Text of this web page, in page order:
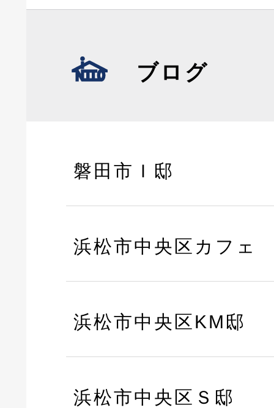
ブログ
磐田市Ｉ邸
浜松市中央区カフェ
浜松市中央区KM邸
浜松市中央区Ｓ邸